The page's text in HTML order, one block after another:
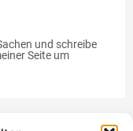
und schreibe
Seite um